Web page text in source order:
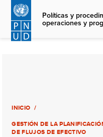
Skip
main
content
Políticas y
operaciones y
INICIO
GESTIÓN DE LA
DE FLUJOS DE EFECTIVO